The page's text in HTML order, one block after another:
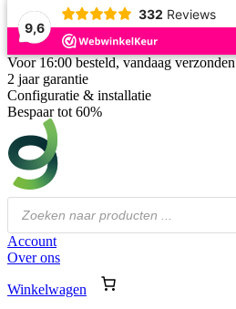
9,6
332 Reviews
Voor 16:00 besteld, vandaag verzonden
2 jaar garantie
Configuratie & installatie
Bespaar tot 60%
Producten
zoeken
Account
Over ons
Winkelwagen